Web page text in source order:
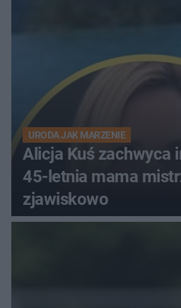
URODA JAK MARZENIE
Alicja Kuś zachwyca
45-letnia mama
zjawiskowo